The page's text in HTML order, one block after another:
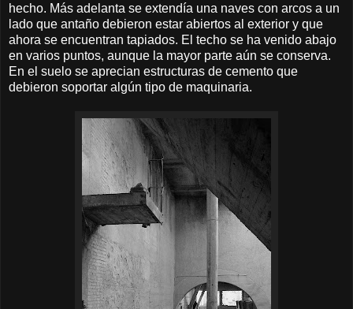
hecho. Más adelanta se extendía una naves con arcos a un
lado que antaño debieron estar abiertos al exterior y que
ahora se encuentran tapiados. El techo se ha venido abajo
en varios puntos, aunque la mayor parte aún se conserva.
En el suelo se aprecian estructuras de cemento que
debieron soportar algún tipo de maquinaria.